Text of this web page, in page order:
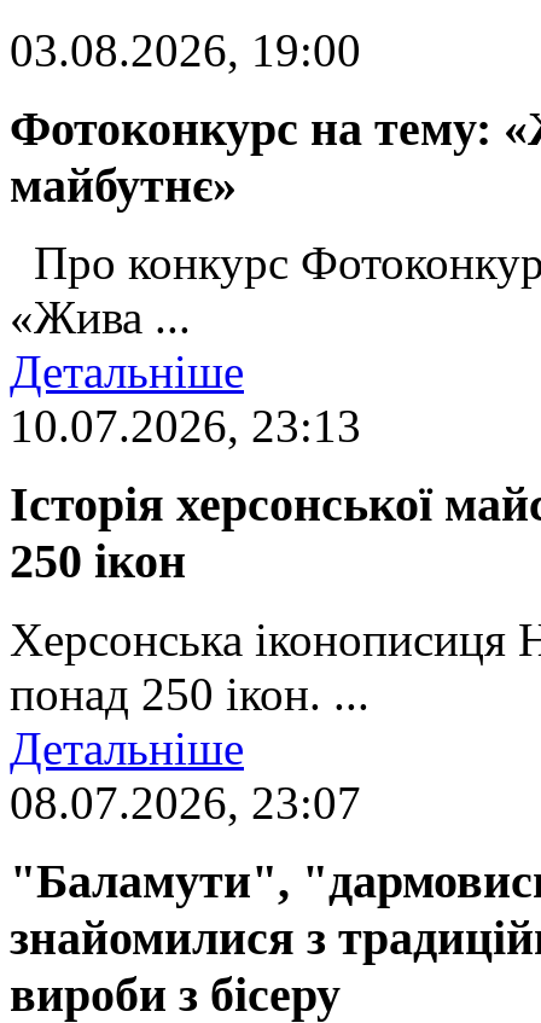
03.08.2026, 19:00
Фотоконкурс на тему:
майбутнє»
Про конкурс
«Жива ...
Детальніше
10.07.2026, 23:13
Історія херсонської
250 ікон
Херсонська іконописиця
понад 250 ікон. ...
Детальніше
08.07.2026, 23:07
"Баламути",
знайомилися з
вироби з бісеру